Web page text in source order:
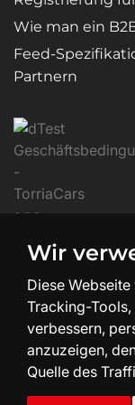
Wie man ein
Feed-
Partnern
Erstellung
Wir
Diese
Tracking-
verbessern,
anzuzeigen,
Quelle des